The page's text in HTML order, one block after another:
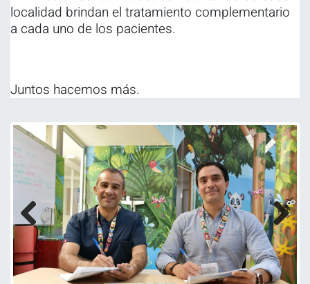
localidad brindan el tratamiento complementario
a cada uno de los pacientes.
Juntos hacemos más.
Previous Next